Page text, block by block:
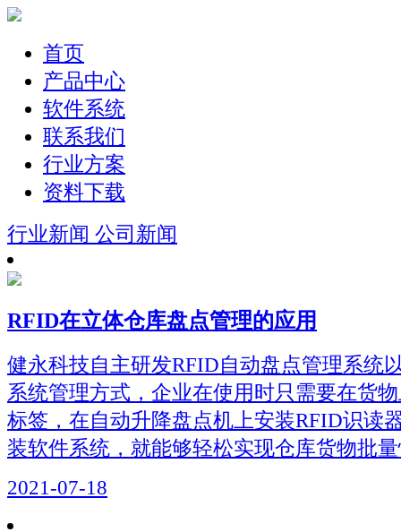
首页
产品中心
软件系统
联系我们
行业方案
资料下载
行业新闻 公司新闻
RFID在立体仓库盘点管理的应用
健永科技自主研发RFID自动盘点管理系统
系统管理方式，企业在使用时只需要在货
标签，在自动升降盘点机上安装RFID识读
装软件系统，就能够轻松实现仓库货物批
2021-07-18